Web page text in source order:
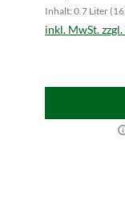
Inhalt: 0.7 Liter
inkl. MwSt.